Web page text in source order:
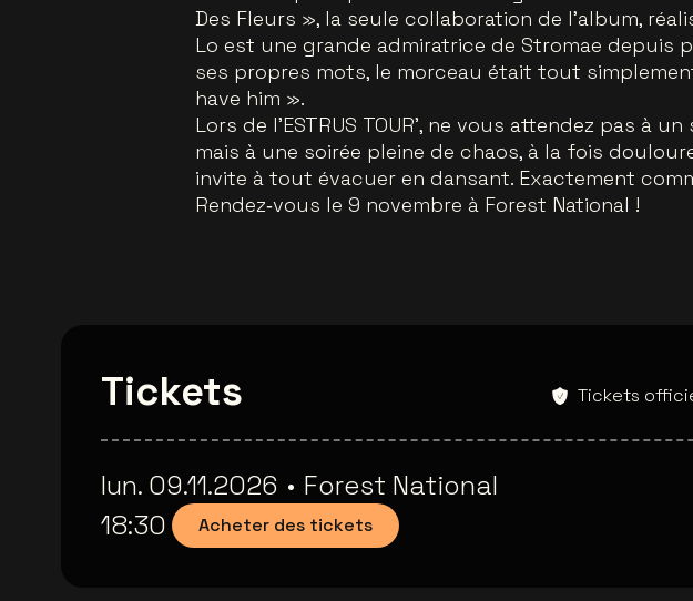
Des Fleurs », la seule collaboration de l’album,
Lo est une grande admiratrice de Stromae depuis
ses propres mots, le morceau était tout
have him ».
Lors de l’ESTRUS TOUR', ne vous attendez pas à
mais à une soirée pleine de chaos, à la fois
invite à tout évacuer en dansant. Exactement
Rendez‑vous le 9 novembre à Forest National !
Tickets Tickets
lun. 09.11.2026 • Forest National
18:30
Acheter des tickets